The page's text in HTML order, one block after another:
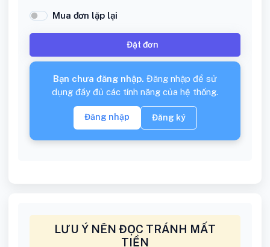
Mua đơn lặp lại
Đặt đơn
Bạn chưa đăng nhập. Đăng nhập để sử
dụng đầy đủ các tính năng của hệ thống.
Đăng nhập Đăng ký
LƯU Ý NÊN ĐỌC TRÁNH MẤT
TIỀN